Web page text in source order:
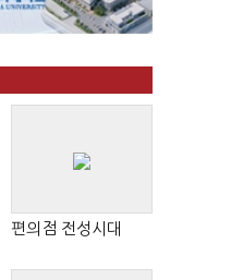
편의점 전성시대